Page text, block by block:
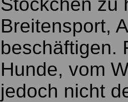
Breitensport,
beschäftigen.
Hunde, vom
jedoch nicht